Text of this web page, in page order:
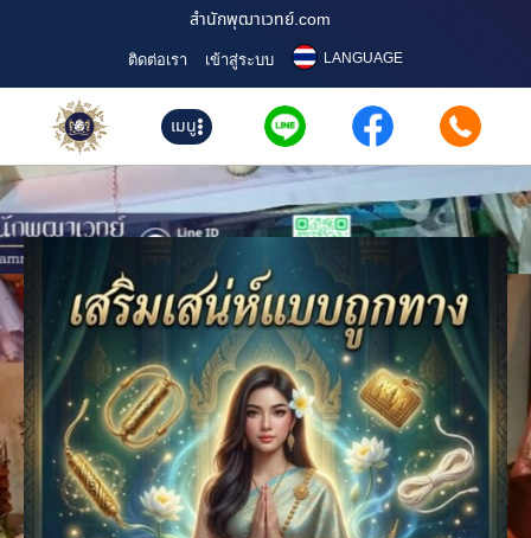
สำนักพุฒาเวทย์.com
ติดต่อเรา เข้าสู่ระบบ LANGUAGE
เมนู